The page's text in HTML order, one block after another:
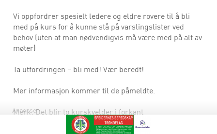
Vi oppfordrer spesielt ledere og eldre rovere til å bli
med på kurs for å kunne stå på varslingslister ved
behov (uten at man nødvendigvis må være med på alt av
møter)
Ta utfordringen – bli med! Vær beredt!
Mer informasjon kommer til de påmeldte.
Merk: Det blir to kurskvelder i forkant
Dato for disse kommer
Annonse